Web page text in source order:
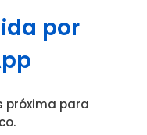
por
próxima para